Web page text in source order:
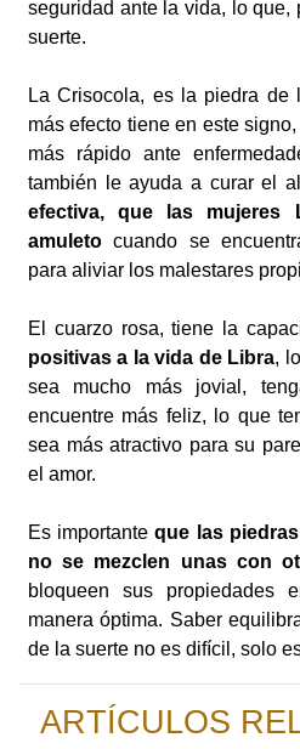
seguridad ante la vida, lo que,
suerte.
La Crisocola, es la piedra de
más efecto tiene en este
más rápido ante
también le ayuda a curar el
efectiva, que las mujeres
amuleto cuando se
para aliviar los malestares
El cuarzo rosa, tiene la
positivas a la vida de Libra,
sea mucho más jovial,
encuentre más feliz, lo que
sea más atractivo para su
el amor.
Es importanteque las
no se mezclen unas con
bloqueen sus propiedades
manera óptima. Saber
de la suerte no es difícil, solo
ARTÍCULOS